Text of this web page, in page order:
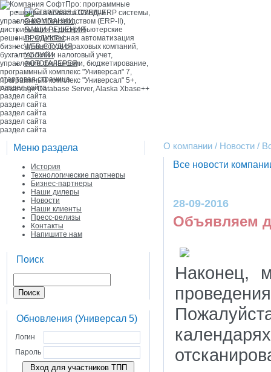
О КОМПАНИИ
НАШИ РЕШЕНИЯ
ПРОДУКТЫ
WEB-СТУДИЯ
УСЛУГИ
ФОТОГАЛЕРЕЯ
стартовая страница
раздел сайта
раздел сайта
раздел сайта
раздел сайта
раздел сайта
раздел сайта
Меню раздела
История
Технологические партнеры
Бизнес-партнеры
Наши дилеры
Новости
Наши клиенты
Пресс-релизы
Контакты
Напишите нам
Поиск
Обновления (Универсал 5)
Логин
Пароль
О компании / Новости /
Все новости
28-09-2016
Объявляем
Наконец,